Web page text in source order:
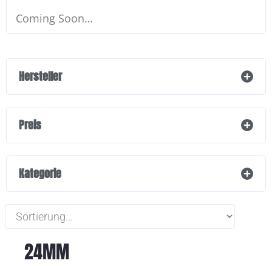
Coming Soon…
Hersteller
Preis
Kategorie
24MM